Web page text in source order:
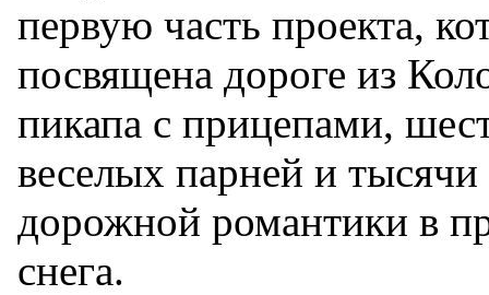
первую часть проекта,
посвящена дороге из
пикапа с прицепами,
веселых парней и
дорожной романтики в
снега.